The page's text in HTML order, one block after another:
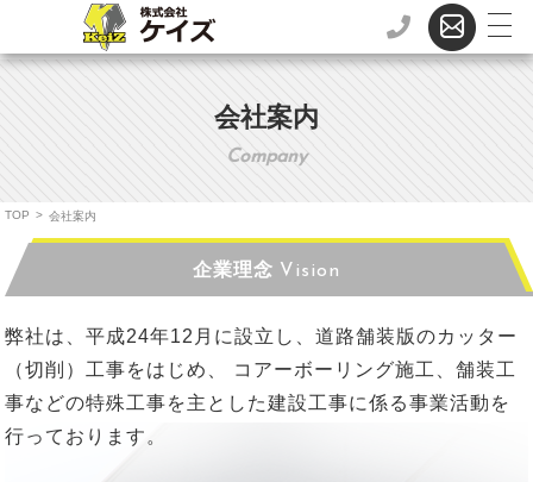
会社案内
Company
TOP > 会社案内
企業理念 Vision
弊社は、平成24年12月に設立し、道路舗装版のカッター
（切削）工事をはじめ、
コアーボーリング施工、舗装工
事などの特殊工事を主とした建設工事に係る事業活動を
行っております。